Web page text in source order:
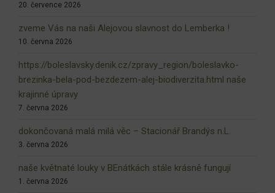
20. července 2026
zveme Vás na naši Alejovou slavnost do Lemberka !
10. června 2026
https://boleslavsky.denik.cz/zpravy_region/boleslavko-
brezinka-bela-pod-bezdezem-alej-biodiverzita.html naše
krajinné úpravy
7. června 2026
dokončovaná malá milá věc – Stacionář Brandýs n.L.
3. června 2026
naše květnaté louky v BEnátkách stále krásně fungují
1. června 2026